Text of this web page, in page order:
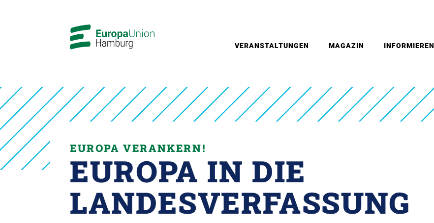
VERANSTALTUNGEN MAGAZIN INFORMIEREN
EUROPA VERANKERN!
EUROPA IN DIE
LANDESVERFASSUNG